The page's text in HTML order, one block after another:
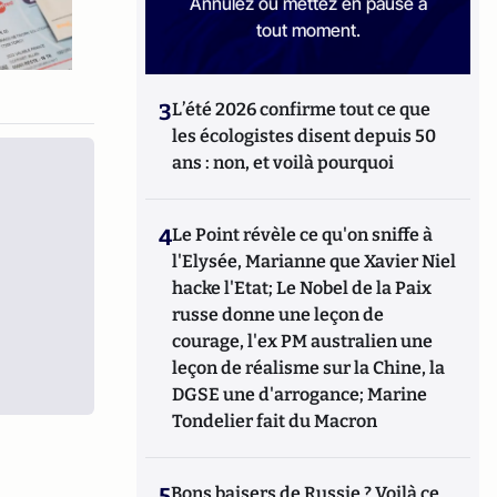
tout moment.
3L’été 2026 confirme tout ce que
les écologistes disent depuis 50
ans : non, et voilà pourquoi
4Le Point révèle ce qu'on sniffe à
l'Elysée, Marianne que Xavier Niel
hacke l'Etat; Le Nobel de la Paix
russe donne une leçon de
courage, l'ex PM australien une
leçon de réalisme sur la Chine, la
DGSE une d'arrogance; Marine
Tondelier fait du Macron